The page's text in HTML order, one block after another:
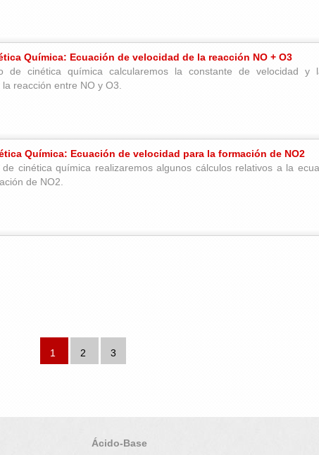
Química: Ecuación de velocidad de la reacción NO + O3
de cinética química calcularemos la constante de velocidad y
reacción entre NO y O3.
Química: Ecuación de velocidad para la formación de NO2
de cinética química realizaremos algunos cálculos relativos a la
de NO2.
1 2 3
Ácido-Base